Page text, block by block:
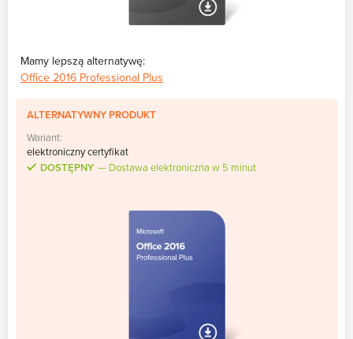
Mamy lepszą alternatywę:
Office 2016 Professional Plus
ALTERNATYWNY PRODUKT
Wariant:
elektroniczny certyfikat
DOSTĘPNY
Dostawa elektroniczna w 5 minut